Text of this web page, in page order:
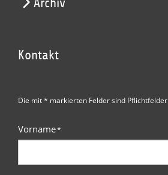
Archiv
Kontakt
Die mit * markierten Felder sind Pflichtfelder
Vorname*